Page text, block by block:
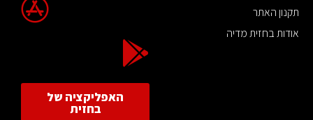
תקנון האתר
אודות בחזית מדיה
האפליקציה של
בחזית